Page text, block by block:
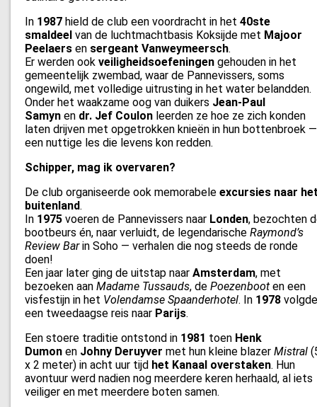
In 1987 hield de club een voordracht in het 40ste
smaldeel van de luchtmachtbasis Koksijde met Majoor
Peelaers en sergeant Vanweymeersch.
Er werden ook veiligheidsoefeningen gehouden in het
gemeentelijk zwembad, waar de Pannevissers, soms
ongewild, met volledige uitrusting in het water belandden.
Onder het waakzame oog van duikers Jean-Paul
Samyn en dr. Jef Coulon leerden ze hoe ze zich konden
laten drijven met opgetrokken knieën in hun bottenbroek —
een nuttige les die levens kon redden.
Schipper, mag ik overvaren?
De club organiseerde ook memorabele excursies naar
buitenland.
In 1975 voeren de Pannevissers naar Londen, bezochten
bootbeurs én, naar verluidt, de legendarische Raymond’s
Review Barin Soho — verhalen die nog steeds de ronde
doen!
Een jaar later ging de uitstap naar Amsterdam, met
bezoeken aan Madame Tussauds, de Poezenboot en een
visfestijn in het Volendamse Spaanderhotel. In 1978 volgde
een tweedaagse reis naar Parijs.
Een stoere traditie ontstond in 1981 toen Henk
Dumon en Johny Deruyver met hun kleine blazer Mistral
x 2 meter) in acht uur tijd het Kanaal overstaken. Hun
avontuur werd nadien nog meerdere keren herhaald, al iets
veiliger en met meerdere boten samen.